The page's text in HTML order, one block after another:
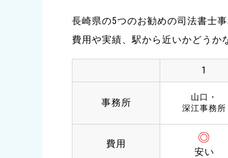
長崎県の5つのお勧めの司法書士
費用や実績、駅から近いかどうか
1
事務所
山口・
深江事務所
費用 ◎
安い